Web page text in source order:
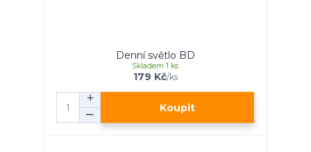
Denní světlo BD
179 Kč/ks
Skladem 1 ks
Koupit